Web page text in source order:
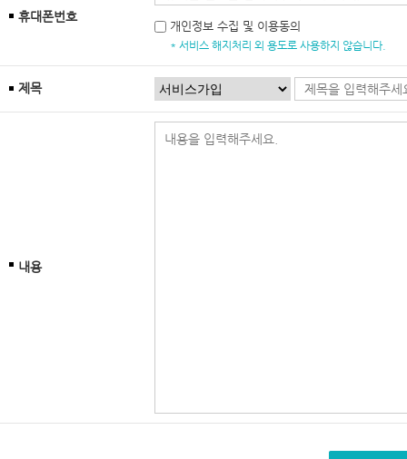
휴대폰번호
개인정보 수집 및 이용동의
* 서비스 해지처리 외 용도로 사용하지 않습니다.
제목
내용